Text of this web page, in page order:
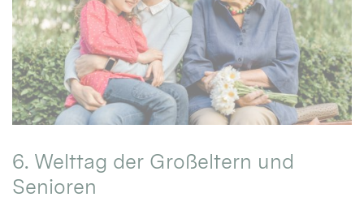
6. Welttag der Großeltern und
Senioren